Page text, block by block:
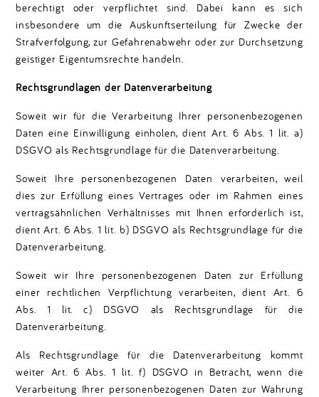
berechtigt oder verpflichtet sind. Dabei kann es sich
insbesondere um die Auskunftserteilung für Zwecke der
Strafverfolgung, zur Gefahrenabwehr oder zur Durchsetzung
geistiger Eigentumsrechte handeln.
Rechtsgrundlagen der Datenverarbeitung
Soweit wir für die Verarbeitung Ihrer personenbezogenen
Daten eine Einwilligung einholen, dient Art. 6 Abs. 1 lit. a)
DSGVO als Rechtsgrundlage für die Datenverarbeitung.
Soweit Ihre personenbezogenen Daten verarbeiten, weil
dies zur Erfüllung eines Vertrages oder im Rahmen eines
vertragsähnlichen Verhältnisses mit Ihnen erforderlich ist,
dient Art. 6 Abs. 1 lit. b) DSGVO als Rechtsgrundlage für die
Datenverarbeitung.
Soweit wir Ihre personenbezogenen Daten zur Erfüllung
einer rechtlichen Verpflichtung verarbeiten, dient Art. 6
Abs. 1 lit. c) DSGVO als Rechtsgrundlage für die
Datenverarbeitung.
Als Rechtsgrundlage für die Datenverarbeitung kommt
weiter Art. 6 Abs. 1 lit. f) DSGVO in Betracht, wenn die
Verarbeitung Ihrer personenbezogenen Daten zur Wahrung